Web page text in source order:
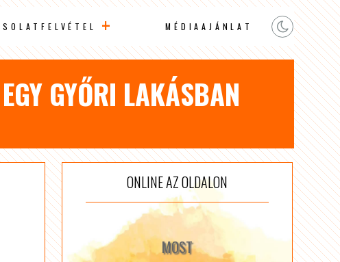
MÉDIAAJÁNLAT
GYŐRI LAKÁSBAN
ONLINE AZ OLDALON
MOST